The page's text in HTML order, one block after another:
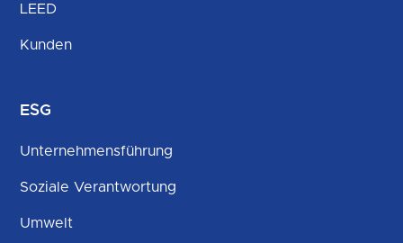
LEED
Kunden
ESG
Unternehmensführung
Soziale Verantwortung
Umwelt